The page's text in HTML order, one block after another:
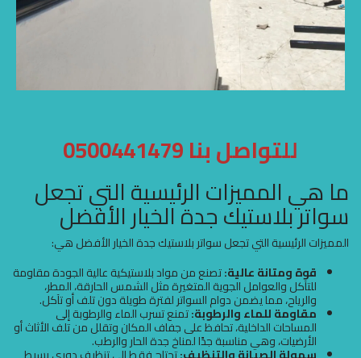
للتواصل بنا 0500441479
ما هي المميزات الرئيسية التي تجعل
سواتر بلاستيك جدة الخيار الأفضل
المميزات الرئيسية التي تجعل سواتر بلاستيك جدة الخيار الأفضل هي:
قوة ومتانة عالية:تصنع من مواد بلاستيكية عالية الجودة مقاومة
للتآكل والعوامل الجوية المتغيرة مثل الشمس الحارقة، المطر،
والرياح، مما يضمن دوام السواتر لفترة طويلة دون تلف أو تآكل.
مقاومة للماء والرطوبة:تمنع تسرب الماء والرطوبة إلى
المساحات الداخلية، تحافظ على جفاف المكان وتقلل من تلف الأثاث أو
الأرضيات، وهي مناسبة جدًا لمناخ جدة الحار والرطب.